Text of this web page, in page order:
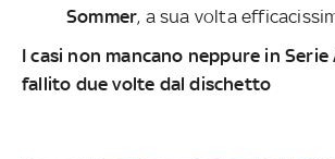
Sommer, a sua volta
I casi non mancano neppure in Serie
fallito due volte dal dischetto